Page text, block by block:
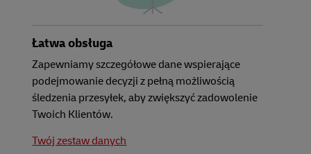
Łatwa obsługa
Zapewniamy szczegółowe dane wspierające
podejmowanie decyzji z pełną możliwością
śledzenia przesyłek, aby zwiększyć zadowolenie
Twoich Klientów.
Twój zestaw danych